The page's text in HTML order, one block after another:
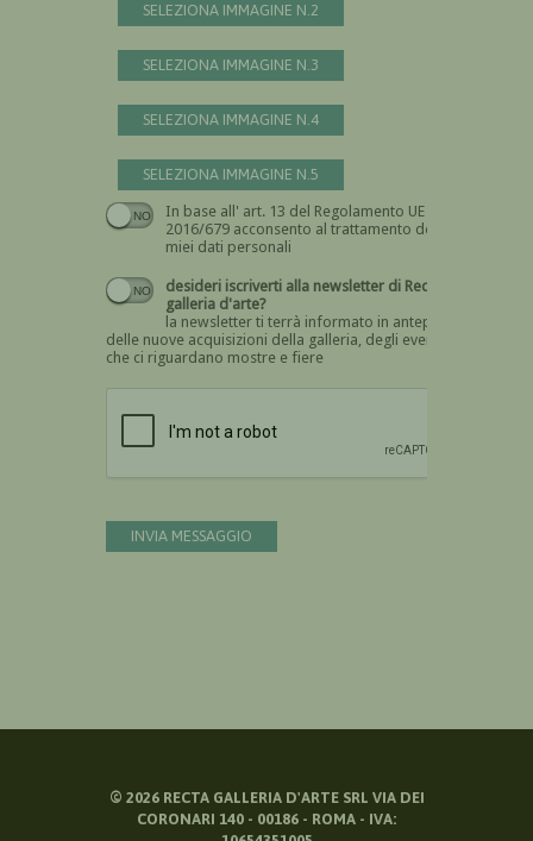
SELEZIONA IMMAGINE N.2
SELEZIONA IMMAGINE N.3
SELEZIONA IMMAGINE N.4
SELEZIONA IMMAGINE N.5
In base all' art. 13 del Regolamento UE n.
2016/679 acconsento al trattamento dei
miei dati personali
Devi dare il consenso
desideri iscriverti alla newsletter di Recta
galleria d'arte?
la newsletter ti terrà informato in anteprima
delle nuove acquisizioni della galleria, degli eventi
che ci riguardano mostre e fiere
INVIA MESSAGGIO
© 2026RECTA GALLERIA D'ARTE SRL VIA DEI
CORONARI 140 - 00186 - ROMA - IVA: